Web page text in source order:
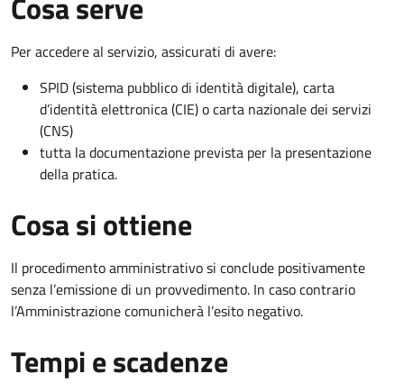
Per accedere al servizio, assicurati di avere:
SPID (sistema pubblico di identità digitale), carta
d’identità elettronica (CIE) o carta nazionale dei servizi
(CNS)
tutta la documentazione prevista per la presentazione
della pratica.
Cosa si ottiene
Il procedimento amministrativo si conclude positivamente
senza l’emissione di un provvedimento. In caso contrario
l’Amministrazione comunicherà l’esito negativo.
Tempi e scadenze